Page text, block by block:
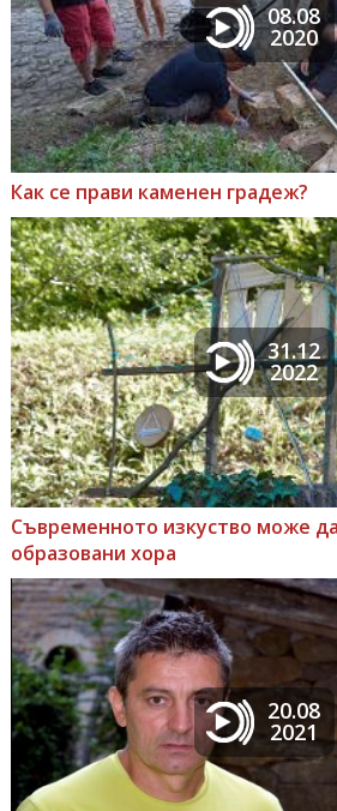
08.08
2020
Как се прави каменен градеж?
31.12
2022
Съвременното изкуство може
образовани хора
20.08
2021